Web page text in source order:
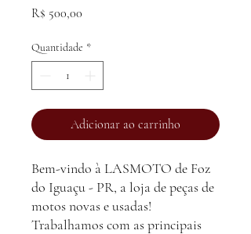
R$ 500,00
Quantidade *
Adicionar ao carrinho
Bem-vindo à LASMOTO de Foz
do Iguaçu - PR, a loja de peças de
motos novas e usadas!
Trabalhamos com as principais